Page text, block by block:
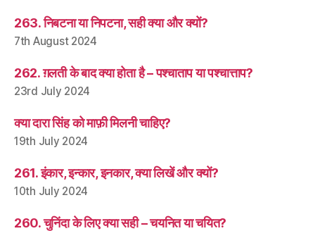
263. निबटना या निपटना, सही क्या और क्यों?
7th August 2024
262. ग़लती के बाद क्या होता है – पश्चाताप या पश्चात्ताप?
23rd July 2024
क्या दारा सिंह को माफ़ी मिलनी चाहिए?
19th July 2024
261. इंकार, इन्कार, इनकार, क्या लिखें और क्यों?
10th July 2024
260. चुनिंदा के लिए क्या सही – चयनित या चयित?